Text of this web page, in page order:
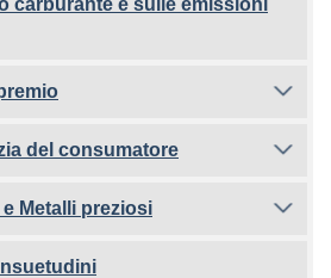
carburante e sulle emissioni
del consumatore
Metalli preziosi